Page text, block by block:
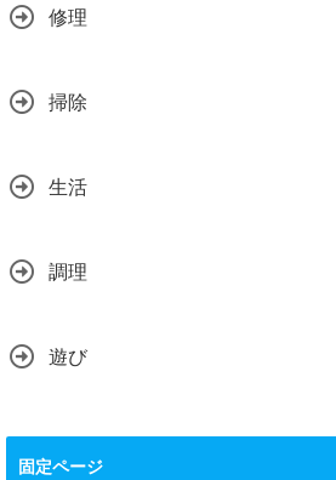
修理
掃除
生活
調理
遊び
固定ページ